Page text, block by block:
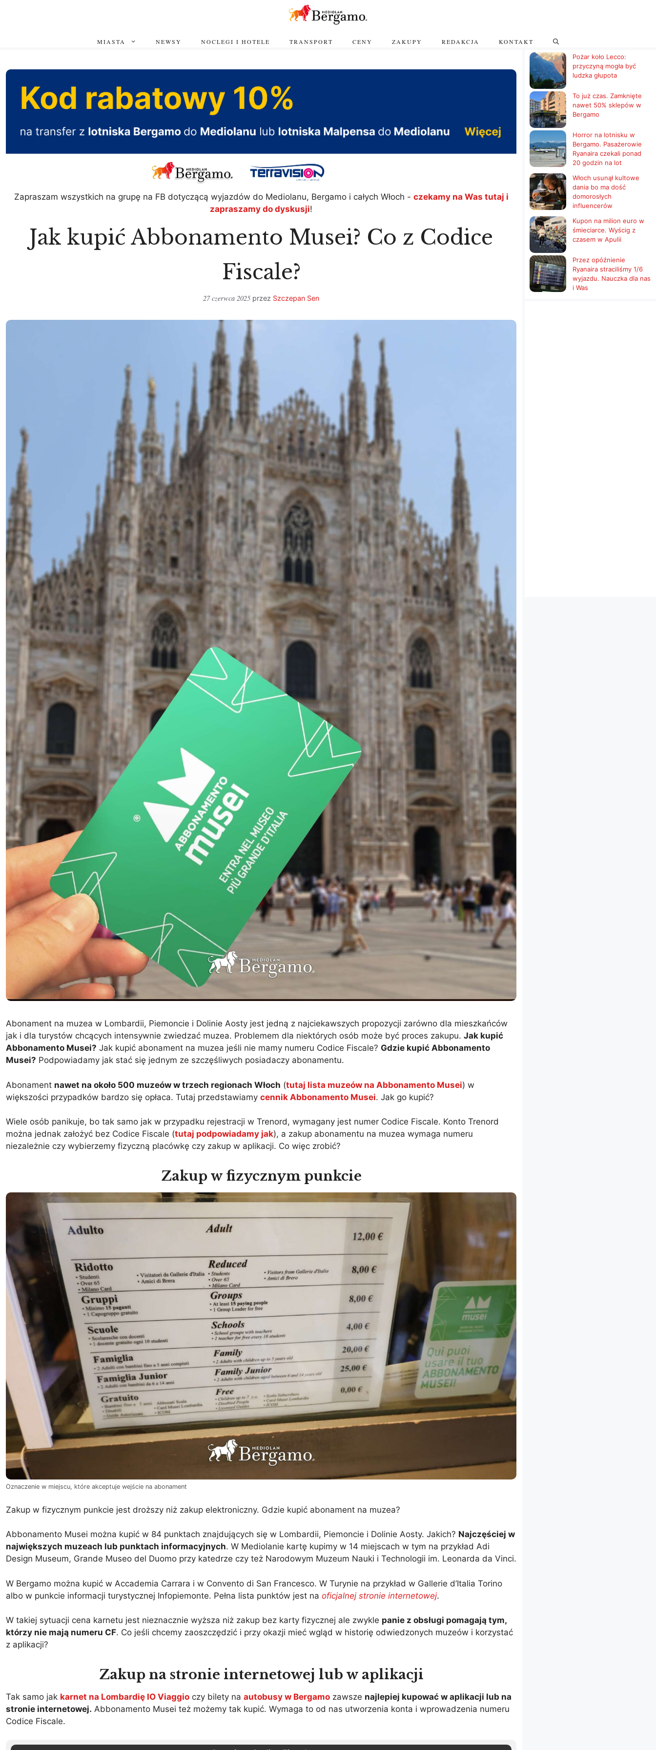
MIASTA NEWSY NOCLEGI I HOTELE TRANSPORT CENY ZAKUPY REDAKCJA KONTAKT
Zapraszam wszystkich na grupę na FB dotyczącą wyjazdów do Mediolanu, Bergamo i całych Włoch - czekamy na Was tutaj i
zapraszamy do dyskusji!
Jak kupić Abbonamento Musei? Co z Codice
Fiscale?
27 czerwca 2025 przez Szczepan Sen
Abonament na muzea w Lombardii, Piemoncie i Dolinie Aosty jest jedną z najciekawszych propozycji zarówno dla mieszkańców
jak i dla turystów chcących intensywnie zwiedzać muzea. Problemem dla niektórych osób może być proces zakupu. Jak kupić
Abbonamento Musei? Jak kupić abonament na muzea jeśli nie mamy numeru Codice Fiscale? Gdzie kupić Abbonamento
Musei? Podpowiadamy jak stać się jednym ze szczęśliwych posiadaczy abonamentu.
Abonament nawet na około 500 muzeów w trzech regionach Włoch (tutaj lista muzeów na Abbonamento Musei) w
większości przypadków bardzo się opłaca. Tutaj przedstawiamy cennik Abbonamento Musei. Jak go kupić?
Wiele osób panikuje, bo tak samo jak w przypadku rejestracji w Trenord, wymagany jest numer Codice Fiscale. Konto Trenord
można jednak założyć bez Codice Fiscale (tutaj podpowiadamy jak), a zakup abonamentu na muzea wymaga numeru
niezależnie czy wybierzemy fizyczną placówkę czy zakup w aplikacji. Co więc zrobić?
Zakup w fizycznym punkcie
Oznaczenie w miejscu, które akceptuje wejście na abonament
Zakup w fizycznym punkcie jest droższy niż zakup elektroniczny. Gdzie kupić abonament na muzea?
Abbonamento Musei można kupić w 84 punktach znajdujących się w Lombardii, Piemoncie i Dolinie Aosty. Jakich? Najczęściej w
największych muzeach lub punktach informacyjnych. W Mediolanie kartę kupimy w 14 miejscach w tym na przykład Adi
Design Museum, Grande Museo del Duomo przy katedrze czy też Narodowym Muzeum Nauki i Technologii im. Leonarda da Vinci.
W Bergamo można kupić w Accademia Carrara i w Convento di San Francesco. W Turynie na przykład w Gallerie d’Italia Torino
albo w punkcie informacji turystycznej Infopiemonte. Pełna lista punktów jest na oficjalnej stronie internetowej.
W takiej sytuacji cena karnetu jest nieznacznie wyższa niż zakup bez karty fizycznej ale zwykle panie z obsługi pomagają tym,
którzy nie mają numeru CF. Co jeśli chcemy zaoszczędzić i przy okazji mieć wgląd w historię odwiedzonych muzeów i korzystać
z aplikacji?
Zakup na stronie internetowej lub w aplikacji
Tak samo jak karnet na Lombardię IO Viaggio czy bilety na autobusy w Bergamo zawsze najlepiej kupować w aplikacji lub na
stronie internetowej. Abbonamento Musei też możemy tak kupić. Wymaga to od nas utworzenia konta i wprowadzenia numeru
Codice Fiscale.
Pożar koło Lecco:
przyczyną mogła być
ludzka głupota
To już czas. Zamknięte
nawet 50% sklepów w
Bergamo
Horror na lotnisku w
Bergamo. Pasażerowie
Ryanaira czekali ponad
20 godzin na lot
Włoch usunął kultowe
dania bo ma dość
domorosłych
influencerów
Kupon na milion euro w
śmieciarce. Wyścig z
czasem w Apulii
Przez opóźnienie
Ryanaira straciliśmy 1/6
wyjazdu. Nauczka dla nas
i Was